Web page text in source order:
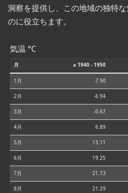
洞察を提供し、この地域の独特
のに役立ちます。
気温 °C
月 ⌀ 1940 - 1950
1月 -7.90
2月 -6.94
3月 -0.67
4月 6.89
5月 13.11
6月 19.25
7月 21.73
8月 21.29